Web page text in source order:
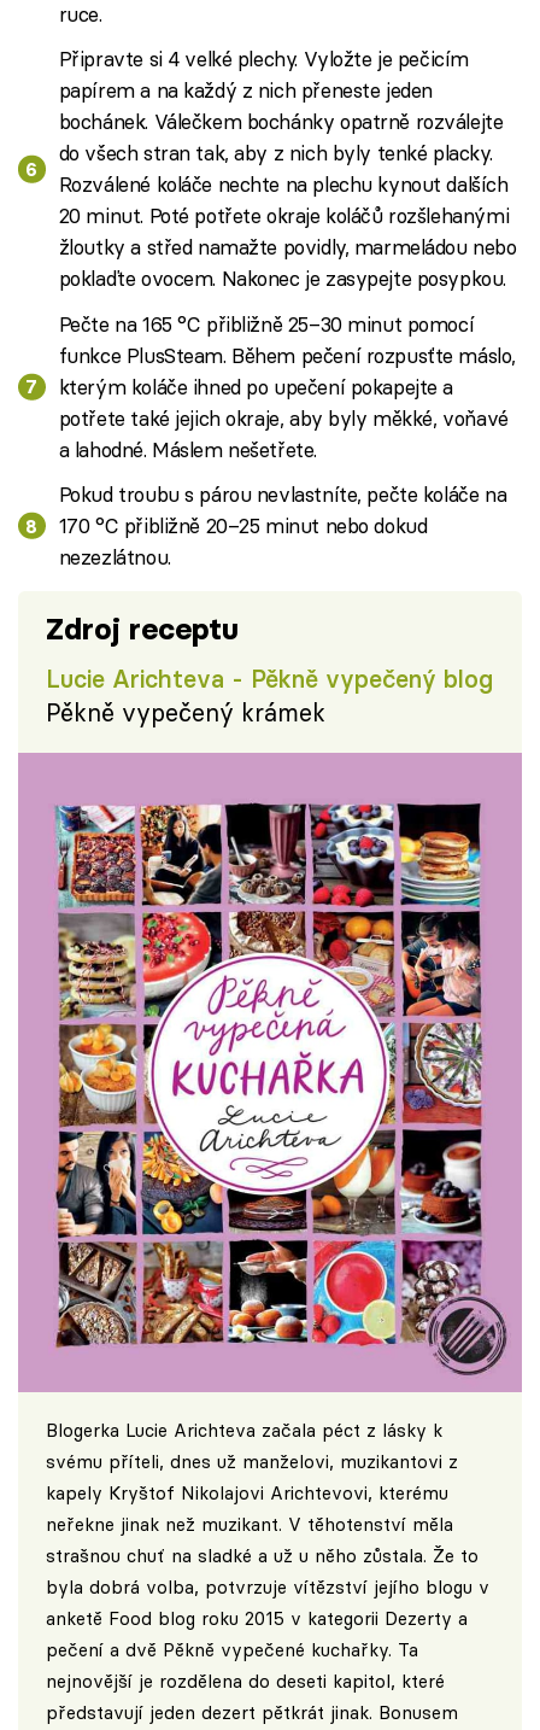
ruce.
Připravte si 4 velké plechy. Vyložte je pečicím
papírem a na každý z nich přeneste jeden
bochánek. Válečkem bochánky opatrně rozválejte
do všech stran tak, aby z nich byly tenké placky.
Rozválené koláče nechte na plechu kynout dalších
20 minut. Poté potřete okraje koláčů rozšlehanými
žloutky a střed namažte povidly, marmeládou nebo
poklaďte ovocem. Nakonec je zasypejte posypkou.
Pečte na 165 °C přibližně 25–30 minut pomocí
funkce PlusSteam. Během pečení rozpusťte máslo,
kterým koláče ihned po upečení pokapejte a
potřete také jejich okraje, aby byly měkké, voňavé
a lahodné. Máslem nešetřete.
Pokud troubu s párou nevlastníte, pečte koláče na
170 °C přibližně 20–25 minut nebo dokud
nezezlátnou.
Zdroj receptu
Lucie Arichteva - Pěkně vypečený blog
Pěkně vypečený krámek
Blogerka Lucie Arichteva začala péct z lásky k
svému příteli, dnes už manželovi, muzikantovi z
kapely Kryštof Nikolajovi Arichtevovi, kterému
neřekne jinak než muzikant. V těhotenství měla
strašnou chuť na sladké a už u něho zůstala. Že to
byla dobrá volba, potvrzuje vítězství jejího blogu v
anketě Food blog roku 2015 v kategorii Dezerty a
pečení a dvě Pěkně vypečené kuchařky. Ta
nejnovější je rozdělena do deseti kapitol, které
představují jeden dezert pětkrát jinak. Bonusem